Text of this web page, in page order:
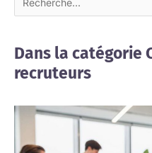
Dans la catégorie
recruteurs